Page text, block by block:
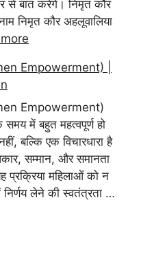
से बात करेंगे। निमृत कौर
निमृत कौर अहलूवालिया
Empowerment) |
Empowerment)
में बहुत महत्वपूर्ण हो
बल्कि एक विचारधारा है
सम्मान, और समानता
प्रक्रिया महिलाओं को न
लेने की स्वतंत्रता …